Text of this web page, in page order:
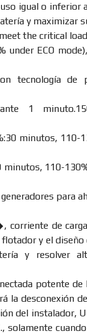
igual o inferior
y maximizar
the critical
under ECO
tecnología de
1
minutos, 110-
minutos, 110-
para
corriente de
y el diseño
y resolver
potente de
la desconexión
del instalador,
solamente